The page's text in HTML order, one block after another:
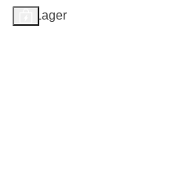
Auf Lager